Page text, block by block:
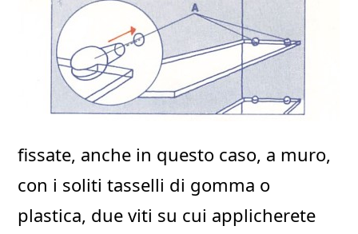
fissate, anche in questo caso, a muro,
con i soliti tasselli di gomma o
plastica, due viti su cui applicherete